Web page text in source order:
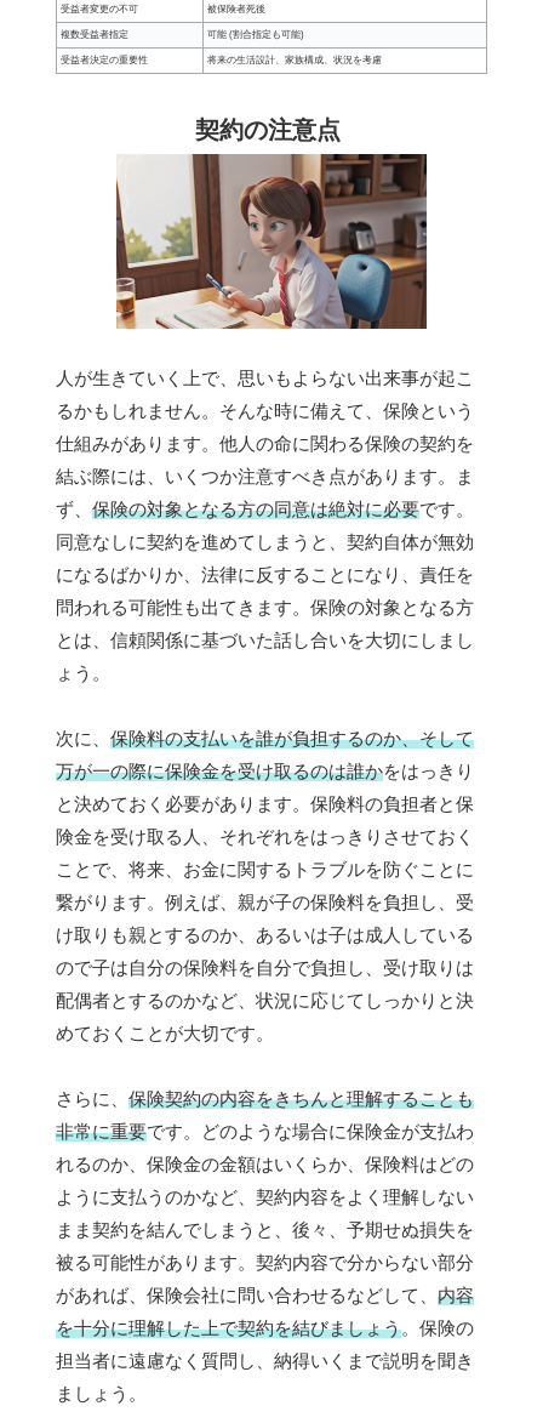
受益者変更の不可 被保険者死後
複数受益者指定 可能 (割合指定も可能)
受益者決定の重要性 将来の生活設計、家族構成、状況を考慮
契約の注意点
人が生きていく上で、思いもよらない出来事が起こ
るかもしれません。そんな時に備えて、保険という
仕組みがあります。他人の命に関わる保険の契約を
結ぶ際には、いくつか注意すべき点があります。ま
ず、 保険の対象となる方の同意は絶対に必要です。
同意なしに契約を進めてしまうと、契約自体が無効
になるばかりか、法律に反することになり、責任を
問われる可能性も出てきます。保険の対象となる方
とは、信頼関係に基づいた話し合いを大切にしまし
ょう。
次に、 保険料の支払いを誰が負担するのか、そして
万が一の際に保険金を受け取るのは誰かをはっきり
と決めておく必要があります。保険料の負担者と保
険金を受け取る人、それぞれをはっきりさせておく
ことで、将来、お金に関するトラブルを防ぐことに
繋がります。例えば、親が子の保険料を負担し、受
け取りも親とするのか、あるいは子は成人している
ので子は自分の保険料を自分で負担し、受け取りは
配偶者とするのかなど、状況に応じてしっかりと決
めておくことが大切です。
さらに、 保険契約の内容をきちんと理解することも
非常に重要です。どのような場合に保険金が支払わ
れるのか、保険金の金額はいくらか、保険料はどの
ように支払うのかなど、契約内容をよく理解しない
まま契約を結んでしまうと、後々、予期せぬ損失を
被る可能性があります。契約内容で分からない部分
があれば、保険会社に問い合わせるなどして、 内容
を十分に理解した上で契約を結びましょう。保険の
担当者に遠慮なく質問し、納得いくまで説明を聞き
ましょう。